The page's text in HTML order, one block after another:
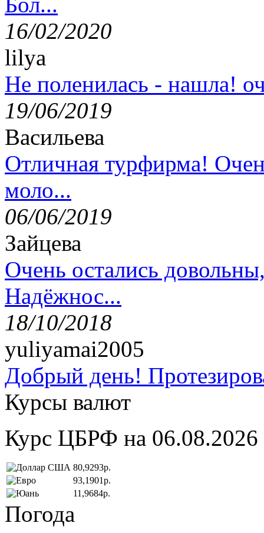
16/02/2020
lilya
Не поленилась - нашла!
19/06/2019
Васильева
Отличная турфирма!
моло...
06/06/2019
Зайцева
Очень остались
Надёжнос...
18/10/2018
yuliyamai2005
Добрый день!
Курсы валют
Курс ЦБРФ на 06.08.2026
80,9293р.
93,1901р.
11,9684р.
Погода